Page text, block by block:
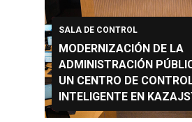
SALA DE CONTROL
MODERNIZACIÓN DE LA
ADMINISTRACIÓN
UN CENTRO DE
INTELIGENTE EN